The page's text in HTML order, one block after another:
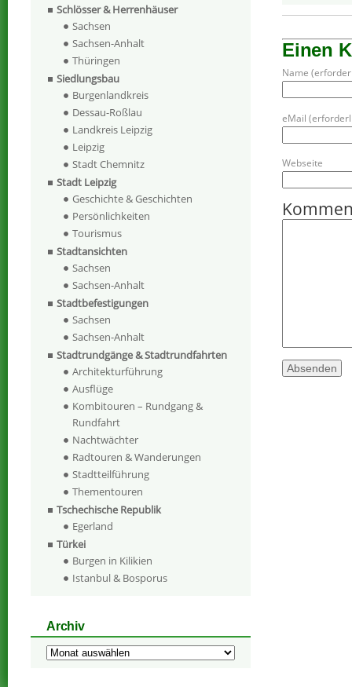
Einen
Name
eMail
Webseite
Schlösser & Herrenhäuser
Sachsen
Sachsen-Anhalt
Thüringen
Siedlungsbau
Burgenlandkreis
Dessau-Roßlau
Landkreis Leipzig
Leipzig
Stadt Chemnitz
Stadt Leipzig
Geschichte & Geschichten
Persönlichkeiten
Tourismus
Stadtansichten
Sachsen
Sachsen-Anhalt
Stadtbefestigungen
Sachsen
Sachsen-Anhalt
Stadtrundgänge & Stadtrundfahrten
Architekturführung
Ausflüge
Kombitouren – Rundgang &
Rundfahrt
Nachtwächter
Radtouren & Wanderungen
Stadtteilführung
Thementouren
Tschechische Republik
Egerland
Türkei
Burgen in Kilikien
Istanbul & Bosporus
Archiv
Archiv